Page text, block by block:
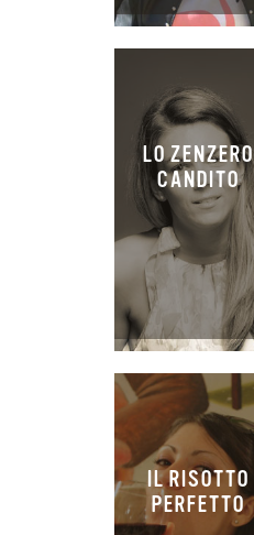
LO ZENZERO
CANDITO
IL RISOTTO
PERFETTO